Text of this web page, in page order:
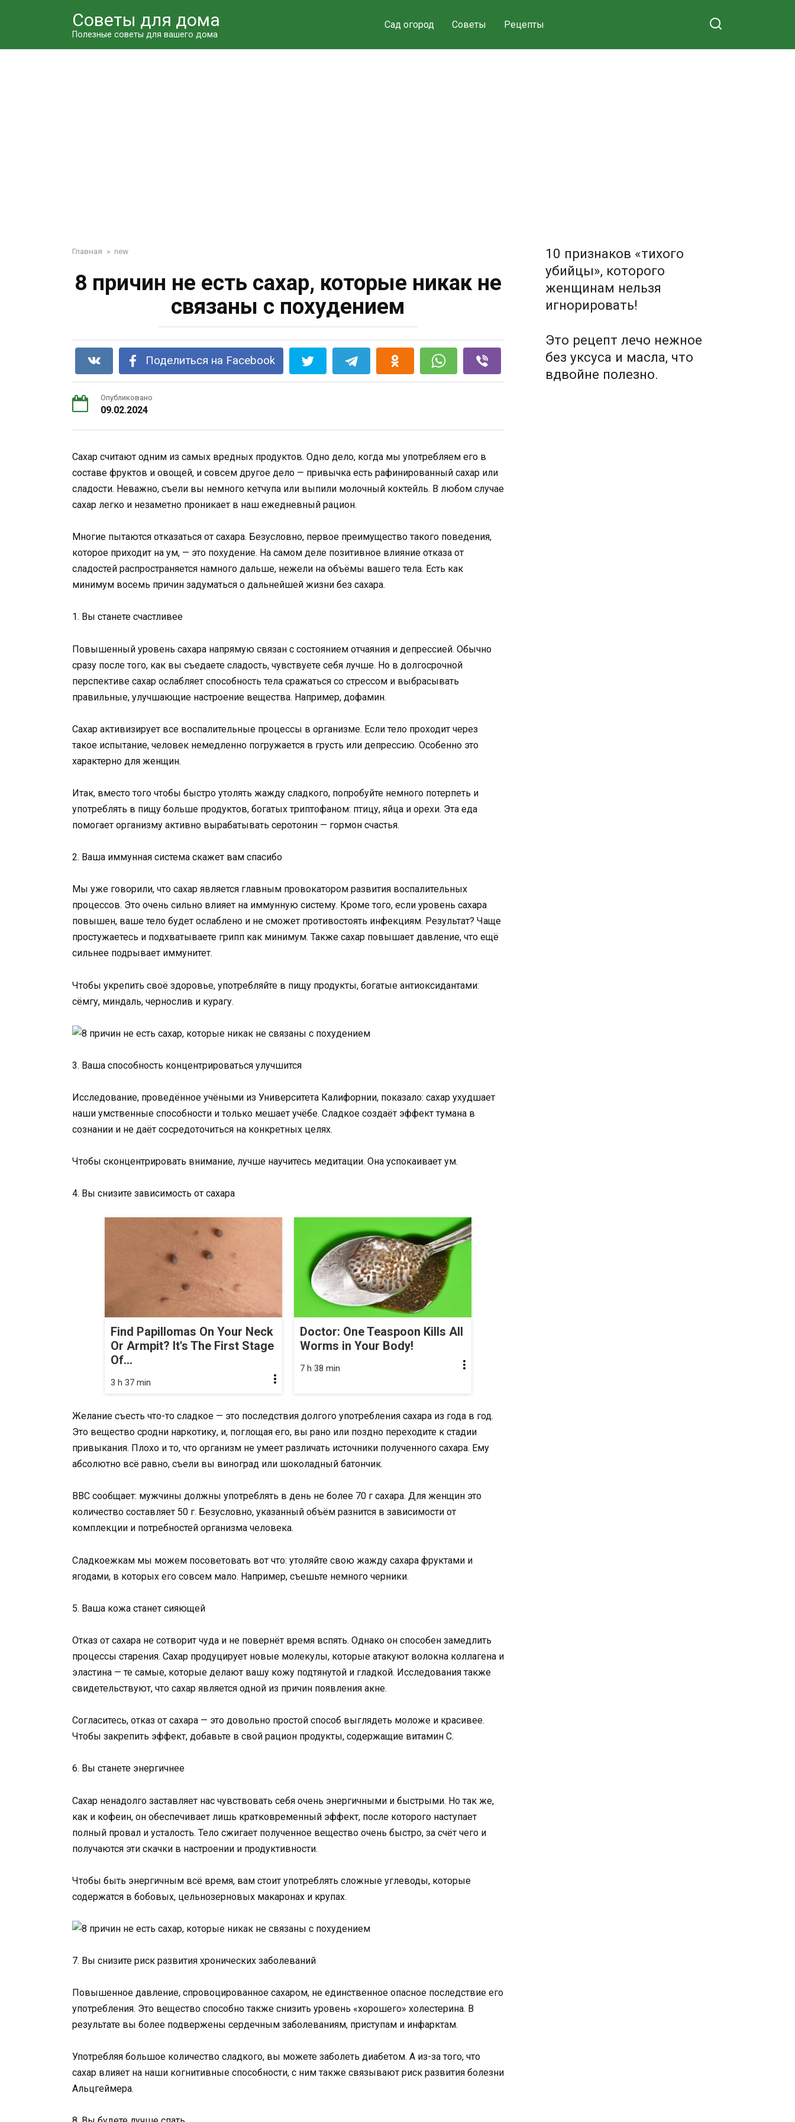
Советы для дома
Полезные советы для вашего дома
Сад огород Советы Рецепты
Главная » new
8 причин не есть сахар, которые никак не
связаны с похудением
Поделиться на Facebook
Опубликовано
09.02.2024
Сахар считают одним из самых вредных продуктов. Одно дело, когда мы употребляем его в
составе фруктов и овощей, и совсем другое дело — привычка есть рафинированный сахар или
сладости. Неважно, съели вы немного кетчупа или выпили молочный коктейль. В любом случае
сахар легко и незаметно проникает в наш ежедневный рацион.
Многие пытаются отказаться от сахара. Безусловно, первое преимущество такого поведения,
которое приходит на ум, — это похудение. На самом деле позитивное влияние отказа от
сладостей распространяется намного дальше, нежели на объёмы вашего тела. Есть как
минимум восемь причин задуматься о дальнейшей жизни без сахара.
1. Вы станете счастливее
Повышенный уровень сахара напрямую связан с состоянием отчаяния и депрессией. Обычно
сразу после того, как вы съедаете сладость, чувствуете себя лучше. Но в долгосрочной
перспективе сахар ослабляет способность тела сражаться со стрессом и выбрасывать
правильные, улучшающие настроение вещества. Например, дофамин.
Сахар активизирует все воспалительные процессы в организме. Если тело проходит через
такое испытание, человек немедленно погружается в грусть или депрессию. Особенно это
характерно для женщин.
Итак, вместо того чтобы быстро утолять жажду сладкого, попробуйте немного потерпеть и
употреблять в пищу больше продуктов, богатых триптофаном: птицу, яйца и орехи. Эта еда
помогает организму активно вырабатывать серотонин — гормон счастья.
2. Ваша иммунная система скажет вам спасибо
Мы уже говорили, что сахар является главным провокатором развития воспалительных
процессов. Это очень сильно влияет на иммунную систему. Кроме того, если уровень сахара
повышен, ваше тело будет ослаблено и не сможет противостоять инфекциям. Результат? Чаще
простужаетесь и подхватываете грипп как минимум. Также сахар повышает давление, что ещё
сильнее подрывает иммунитет.
Чтобы укрепить своё здоровье, употребляйте в пищу продукты, богатые антиоксидантами:
сёмгу, миндаль, чернослив и курагу.
3. Ваша способность концентрироваться улучшится
Исследование, проведённое учёными из Университета Калифорнии, показало: сахар ухудшает
наши умственные способности и только мешает учёбе. Сладкое создаёт эффект тумана в
сознании и не даёт сосредоточиться на конкретных целях.
Чтобы сконцентрировать внимание, лучше научитесь медитации. Она успокаивает ум.
4. Вы снизите зависимость от сахара
Find Papillomas On Your Neck
Or Armpit? It's The First Stage
Of...
3 h 37 min
Doctor: One Teaspoon Kills All
Worms in Your Body!
7 h 38 min
Желание съесть что-то сладкое — это последствия долгого употребления сахара из года в год.
Это вещество сродни наркотику, и, поглощая его, вы рано или поздно переходите к стадии
привыкания. Плохо и то, что организм не умеет различать источники полученного сахара. Ему
абсолютно всё равно, съели вы виноград или шоколадный батончик.
BBC сообщает: мужчины должны употреблять в день не более 70 г сахара. Для женщин это
количество составляет 50 г. Безусловно, указанный объём разнится в зависимости от
комплекции и потребностей организма человека.
Сладкоежкам мы можем посоветовать вот что: утоляйте свою жажду сахара фруктами и
ягодами, в которых его совсем мало. Например, съешьте немного черники.
5. Ваша кожа станет сияющей
Отказ от сахара не сотворит чуда и не повернёт время вспять. Однако он способен замедлить
процессы старения. Сахар продуцирует новые молекулы, которые атакуют волокна коллагена и
эластина — те самые, которые делают вашу кожу подтянутой и гладкой. Исследования также
свидетельствуют, что сахар является одной из причин появления акне.
Согласитесь, отказ от сахара — это довольно простой способ выглядеть моложе и красивее.
Чтобы закрепить эффект, добавьте в свой рацион продукты, содержащие витамин С.
6. Вы станете энергичнее
Сахар ненадолго заставляет нас чувствовать себя очень энергичными и быстрыми. Но так же,
как и кофеин, он обеспечивает лишь кратковременный эффект, после которого наступает
полный провал и усталость. Тело сжигает полученное вещество очень быстро, за счёт чего и
получаются эти скачки в настроении и продуктивности.
Чтобы быть энергичным всё время, вам стоит употреблять сложные углеводы, которые
содержатся в бобовых, цельнозерновых макаронах и крупах.
7. Вы снизите риск развития хронических заболеваний
Повышенное давление, спровоцированное сахаром, не единственное опасное последствие его
употребления. Это вещество способно также снизить уровень «хорошего» холестерина. В
результате вы более подвержены сердечным заболеваниям, приступам и инфарктам.
Употребляя большое количество сладкого, вы можете заболеть диабетом. А из-за того, что
сахар влияет на наши когнитивные способности, с ним также связывают риск развития болезни
Альцгеймера.
10 признаков «тихого
убийцы», которого
женщинам нельзя
игнорировать!
Это рецепт лечо нежное
без уксуса и масла, что
вдвойне полезно.